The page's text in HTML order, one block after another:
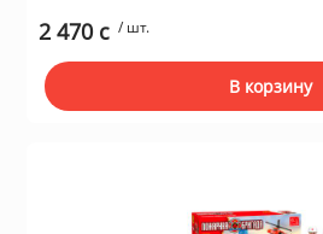
2 470 c / шт.
В корзину